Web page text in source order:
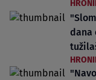
dana